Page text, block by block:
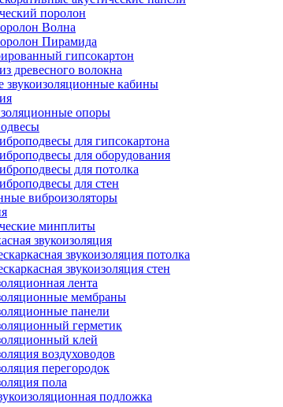
поролон
Волна
Пирамида
гипсокартон
древесного волокна
звукоизоляционные кабины
опоры
для гипсокартона
для оборудования
для потолка
для стен
виброизоляторы
минплиты
звукоизоляция
звукоизоляция потолка
звукоизоляция стен
лента
мембраны
панели
герметик
клей
воздуховодов
перегородок
пола
подложка